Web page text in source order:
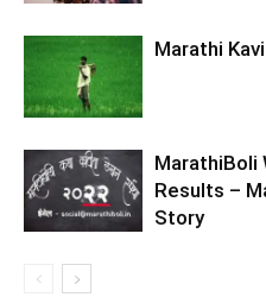
Marathi
MarathiBoli
Results –
Story